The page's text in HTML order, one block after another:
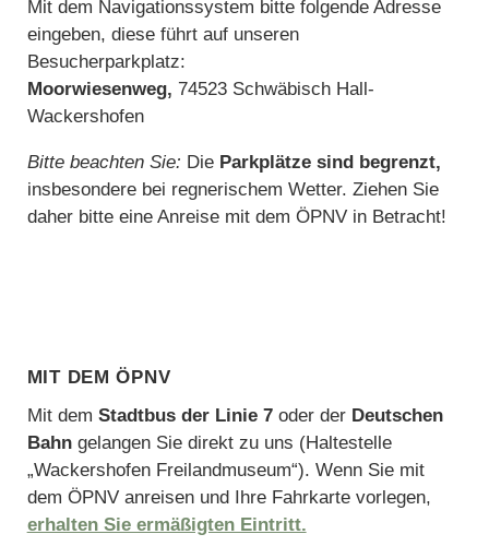
Mit dem Navigationssystem bitte folgende Adresse
eingeben, diese führt auf unseren
Besucherparkplatz:
Moorwiesenweg, 74523 Schwäbisch Hall-
Wackershofen
Bitte beachten Sie: DieParkplätze sind begrenzt,
insbesondere bei regnerischem Wetter. Ziehen Sie
daher bitte eine Anreise mit dem ÖPNV in Betracht!
Mit dem ÖPNV
Mit dem Stadtbus der Linie 7oder der Deutschen
Bahngelangen Sie direkt zu uns (Haltestelle
„Wackershofen Freilandmuseum“). Wenn Sie mit
dem ÖPNV anreisen und Ihre Fahrkarte vorlegen,
erhalten Sie ermäßigten Eintritt.